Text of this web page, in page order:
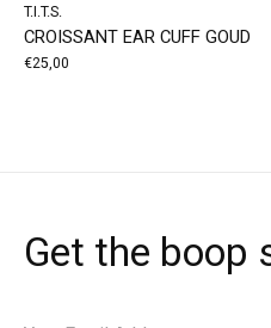
T.I.T.S.
CROISSANT EAR CUFF GOUD
€25,00
Get the boop